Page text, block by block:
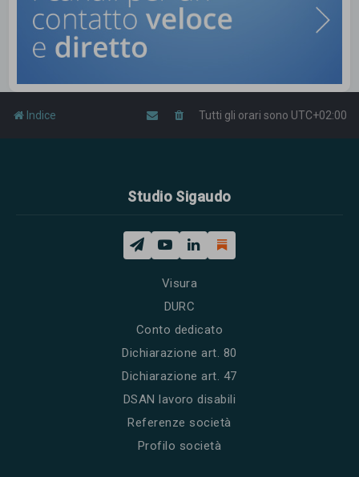
Indice Tutti gli orari sono UTC+02:00
Studio Sigaudo
Visura
DURC
Conto dedicato
Dichiarazione art. 80
Dichiarazione art. 47
DSAN lavoro disabili
Referenze società
Profilo società